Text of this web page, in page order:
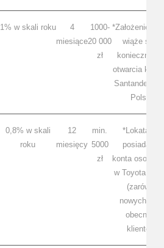
1% w skali roku
4
miesiące
1000-
20 000
zł
*Założenie
wiąże się z
otwarcia
Santander
Polska
0,8% w skali
roku
12
miesięcy
min.
5000
zł
*Lokata dla
posiadaczy
konta
w Toyota
(zarówno
nowych, jak
obecnych
klientów)